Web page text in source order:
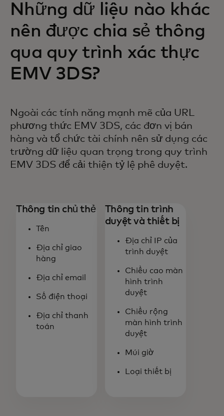
Những dữ liệu nào khác
nên được chia sẻ thông
qua quy trình xác thực
EMV 3DS?
Ngoài các tính năng mạnh mẽ của URL
phương thức EMV 3DS, các đơn vị bán
hàng và tổ chức tài chính nên sử dụng các
trường dữ liệu quan trọng trong quy trình
EMV 3DS để cải thiện tỷ lệ phê duyệt.
Thông tin chủ thẻ
Tên
Địa chỉ giao
hàng
Địa chỉ email
Số điện thoại
Địa chỉ thanh
toán
Thông tin trình
duyệt và thiết bị
Địa chỉ IP của
trình duyệt
Chiều cao màn
hình trình
duyệt
Chiều rộng
màn hình trình
duyệt
Múi giờ
Loại thiết bị